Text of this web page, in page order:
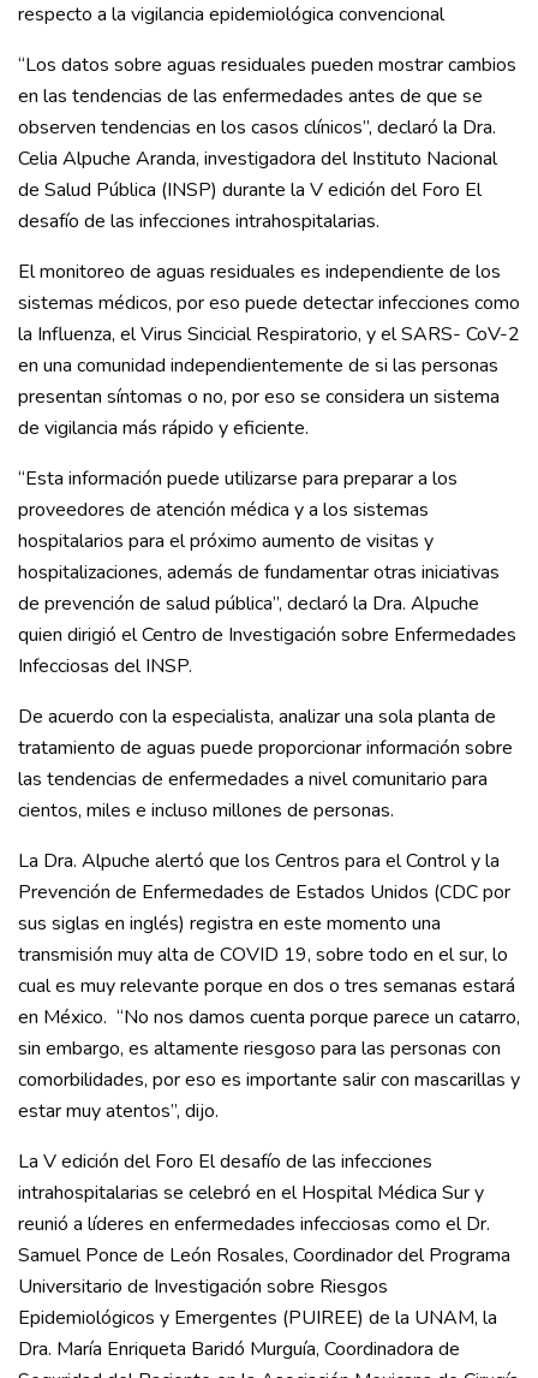
respecto a la vigilancia epidemiológica convencional
“Los datos sobre aguas residuales pueden mostrar cambios
en las tendencias de las enfermedades antes de que se
observen tendencias en los casos clínicos”, declaró la Dra.
Celia Alpuche Aranda, investigadora del Instituto Nacional
de Salud Pública (INSP) durante la V edición del Foro El
desafío de las infecciones intrahospitalarias.
El monitoreo de aguas residuales es independiente de los
sistemas médicos, por eso puede detectar infecciones como
la Influenza, el Virus Sincicial Respiratorio, y el SARS- CoV-2
en una comunidad independientemente de si las personas
presentan síntomas o no, por eso se considera un sistema
de vigilancia más rápido y eficiente.
“Esta información puede utilizarse para preparar a los
proveedores de atención médica y a los sistemas
hospitalarios para el próximo aumento de visitas y
hospitalizaciones, además de fundamentar otras iniciativas
de prevención de salud pública”, declaró la Dra. Alpuche
quien dirigió el Centro de Investigación sobre Enfermedades
Infecciosas del INSP.
De acuerdo con la especialista, analizar una sola planta de
tratamiento de aguas puede proporcionar información sobre
las tendencias de enfermedades a nivel comunitario para
cientos, miles e incluso millones de personas.
La Dra. Alpuche alertó que los Centros para el Control y la
Prevención de Enfermedades de Estados Unidos (CDC por
sus siglas en inglés) registra en este momento una
transmisión muy alta de COVID 19, sobre todo en el sur, lo
cual es muy relevante porque en dos o tres semanas estará
en México. “No nos damos cuenta porque parece un catarro,
sin embargo, es altamente riesgoso para las personas con
comorbilidades, por eso es importante salir con mascarillas y
estar muy atentos”, dijo.
La V edición del Foro El desafío de las infecciones
intrahospitalarias se celebró en el Hospital Médica Sur y
reunió a líderes en enfermedades infecciosas como el Dr.
Samuel Ponce de León Rosales, Coordinador del Programa
Universitario de Investigación sobre Riesgos
Epidemiológicos y Emergentes (PUIREE) de la UNAM, la
Dra. María Enriqueta Baridó Murguía, Coordinadora de